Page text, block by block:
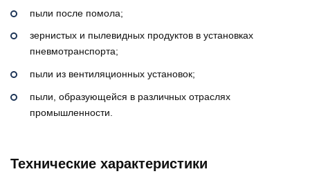
пыли после помола;
зернистых и пылевидных продуктов в установках
пневмотранспорта;
пыли из вентиляционных установок;
пыли, образующейся в различных отраслях
промышленности.
Технические характеристики